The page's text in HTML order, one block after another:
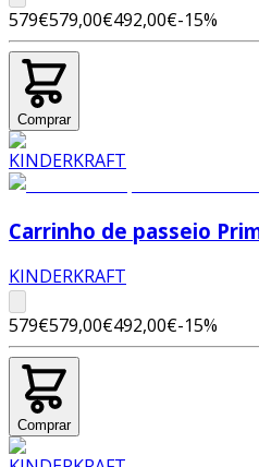
579€579,00€492,00€-15%
Comprar
Carrinho de passeio
KINDERKRAFT
579€579,00€492,00€-15%
Comprar